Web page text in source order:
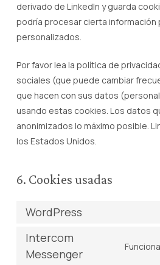
derivado de LinkedIn y guarda
podría procesar cierta información
personalizados.
Por favor lea la política de
sociales (que puede cambiar
que hacen con sus datos
usando estas cookies. Los datos
anonimizados lo máximo posible.
los Estados Unidos.
6. Cookies usadas
WordPress
Intercom
Messenger